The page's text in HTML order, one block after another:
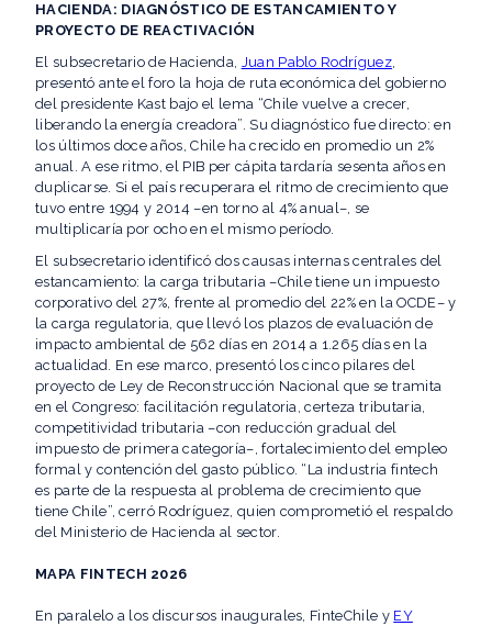
HACIENDA: DIAGNÓSTICO DE ESTANCAMIENTO Y
PROYECTO DE REACTIVACIÓN
El subsecretario de Hacienda, Juan Pablo Rodríguez
presentó ante el foro la hoja de ruta económica del gobierno
del presidente Kast bajo el lema “Chile vuelve a crecer,
liberando la energía creadora”. Su diagnóstico fue directo: en
los últimos doce años, Chile ha crecido en promedio un 2%
anual. A ese ritmo, el PIB per cápita tardaría sesenta años en
duplicarse. Si el país recuperara el ritmo de crecimiento que
tuvo entre 1994 y 2014 –en torno al 4% anual–, se
multiplicaría por ocho en el mismo período.
El subsecretario identificó dos causas internas centrales del
estancamiento: la carga tributaria –Chile tiene un impuesto
corporativo del 27%, frente al promedio del 22% en la OCDE– y
la carga regulatoria, que llevó los plazos de evaluación de
impacto ambiental de 562 días en 2014 a 1.265 días en la
actualidad. En ese marco, presentó los cinco pilares del
proyecto de Ley de Reconstrucción Nacional que se tramita
en el Congreso: facilitación regulatoria, certeza tributaria,
competitividad tributaria –con reducción gradual del
impuesto de primera categoría–, fortalecimiento del empleo
formal y contención del gasto público. “La industria fintech
es parte de la respuesta al problema de crecimiento que
tiene Chile”, cerró Rodríguez, quien comprometió el respaldo
del Ministerio de Hacienda al sector.
MAPA FINTECH 2026
En paralelo a los discursos inaugurales, FinteChile y EY